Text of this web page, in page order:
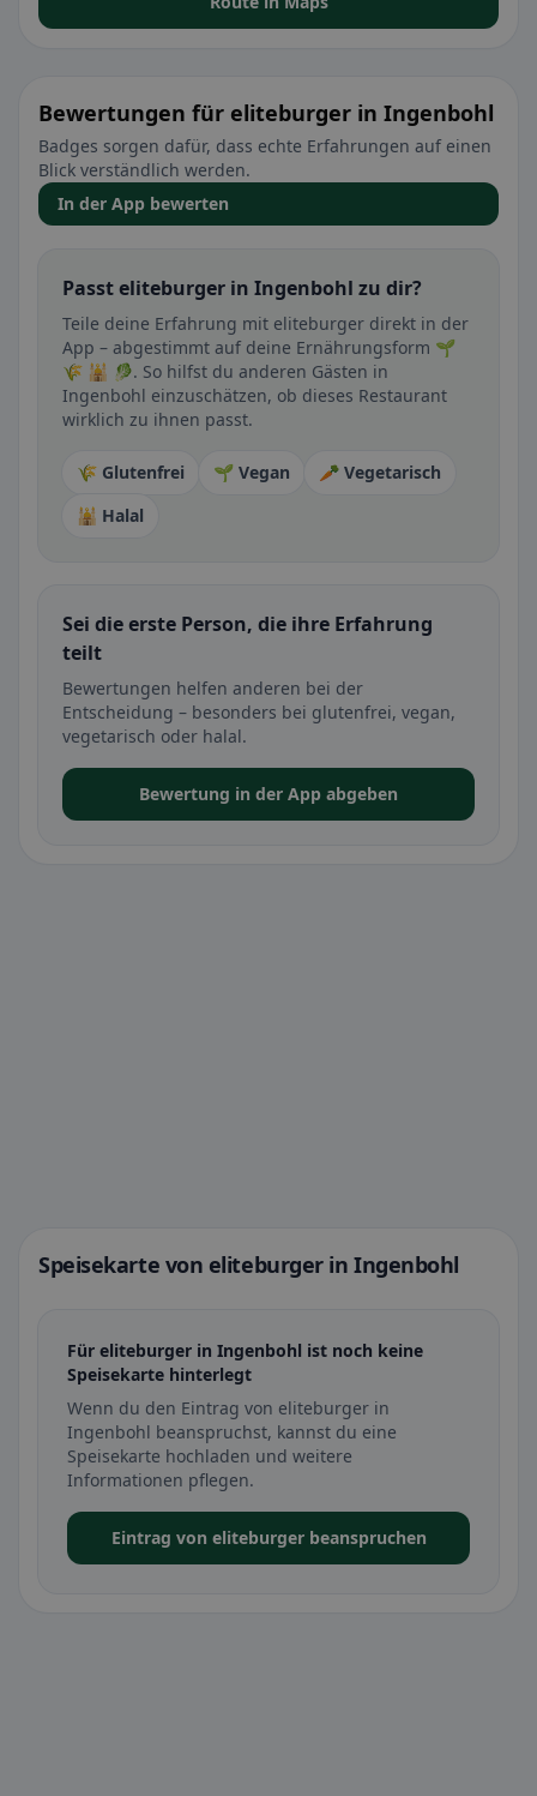
Bewertungen für eliteburger in Ingenbohl
Badges sorgen dafür, dass echte Erfahrungen auf einen
Blick verständlich werden.
In der App bewerten
Passt eliteburger in Ingenbohl zu dir?
Teile deine Erfahrung mit eliteburger direkt in der
App – abgestimmt auf deine Ernährungsform 🌱
🌾 🕌 🥬. So hilfst du anderen Gästen in
Ingenbohl einzuschätzen, ob dieses Restaurant
wirklich zu ihnen passt.
🌾 Glutenfrei 🌱 Vegan
🥕 Vegetarisch
🕌 Halal
Sei die erste Person, die ihre Erfahrung
teilt
Bewertungen helfen anderen bei der
Entscheidung – besonders bei glutenfrei, vegan,
vegetarisch oder halal.
Bewertung in der App abgeben
Speisekarte von eliteburger in Ingenbohl
Für eliteburger in Ingenbohl ist noch keine
Speisekarte hinterlegt
Wenn du den Eintrag von eliteburger in
Ingenbohl beanspruchst, kannst du eine
Speisekarte hochladen und weitere
Informationen pflegen.
Eintrag von eliteburger beanspruchen